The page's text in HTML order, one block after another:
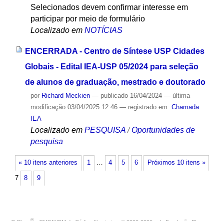
Selecionados devem confirmar interesse em
participar por meio de formulário
Localizado em NOTÍCIAS
ENCERRADA - Centro de Síntese USP Cidades
Globais - Edital IEA-USP 05/2024 para seleção
de alunos de graduação, mestrado e doutorado
por Richard Meckien — publicado16/04/2024 — última
modificação03/04/2025 12:46 — registrado em: Chamada
IEA
Localizado em PESQUISA /Oportunidades de
pesquisa
« 10 itens anteriores Próximos 10 itens »
1 … 4 5 6
7 8 9